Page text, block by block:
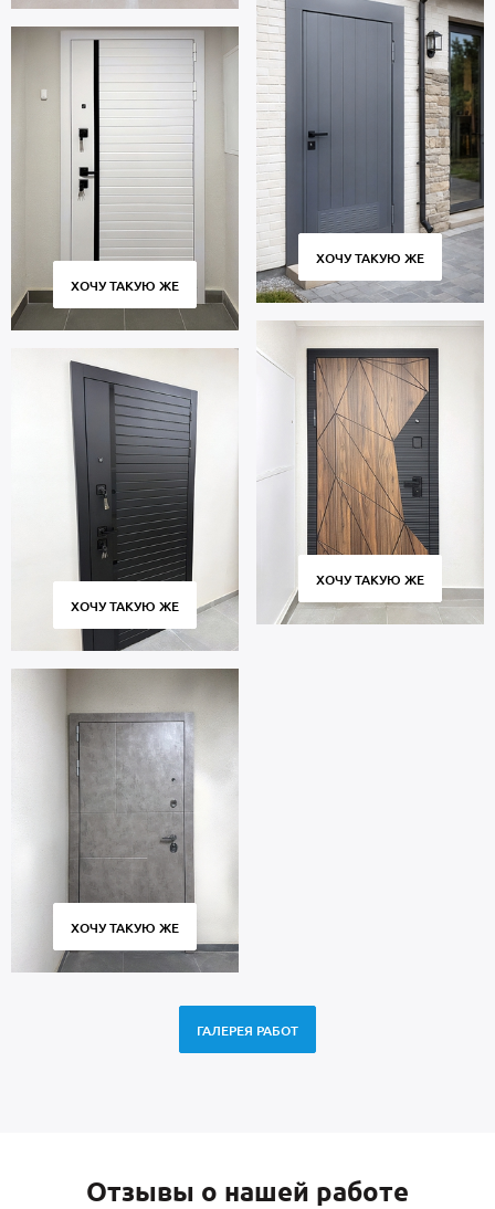
ХОЧУ ТАКУЮ ЖЕ
ХОЧУ ТАКУЮ ЖЕ
ХОЧУ ТАКУЮ ЖЕ
ХОЧУ ТАКУЮ ЖЕ
ХОЧУ ТАКУЮ ЖЕ
ГАЛЕРЕЯ РАБОТ
Отзывы о нашей работе